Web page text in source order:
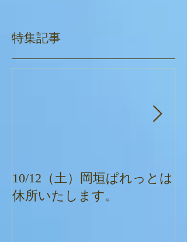
特集記事
10/12（土）岡垣ぱれっとは
休所いたします。